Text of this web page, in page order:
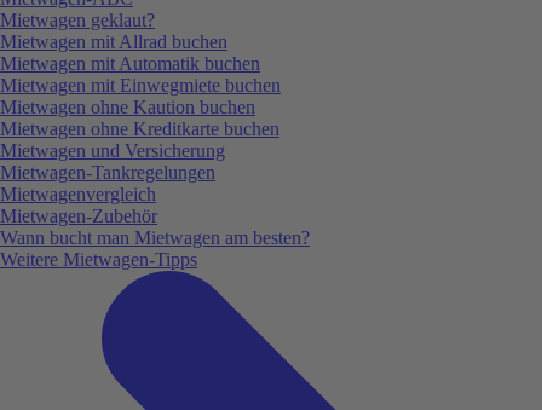
Mietwagen geklaut?
Mietwagen mit Allrad buchen
Mietwagen mit Automatik buchen
Mietwagen mit Einwegmiete buchen
Mietwagen ohne Kaution buchen
Mietwagen ohne Kreditkarte buchen
Mietwagen und Versicherung
Mietwagen-Tankregelungen
Mietwagenvergleich
Mietwagen-Zubehör
Wann bucht man Mietwagen am besten?
Weitere Mietwagen-Tipps